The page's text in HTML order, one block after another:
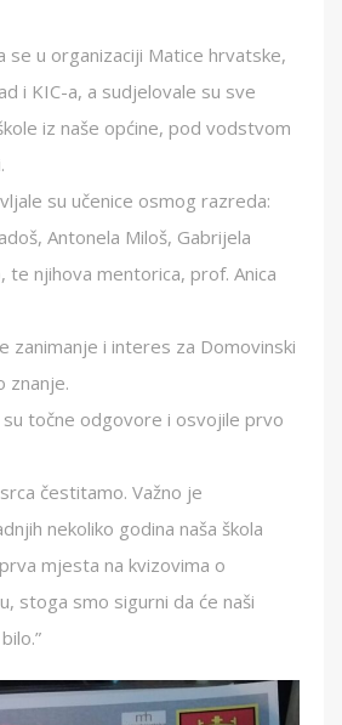
se u organizaciji Matice hrvatske,
i KIC-a, a sudjelovale su sve
iz naše općine, pod vodstvom
su učenice osmog razreda:
Antonela Miloš, Gabrijela
te njihova mentorica, prof. Anica
zanimanje i interes za Domovinski
znanje.
su točne odgovore i osvojile prvo
čestitamo. Važno je
nekoliko godina naša škola
mjesta na kvizovima o
stoga smo sigurni da će naši